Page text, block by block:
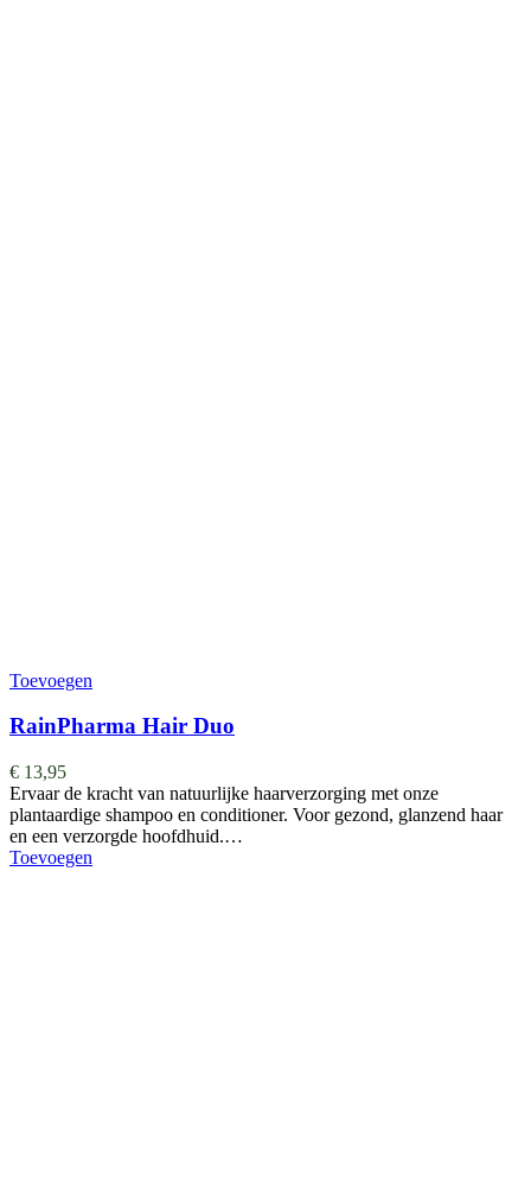
Toevoegen
RainPharma Hair Duo
€ 13,95
Ervaar de kracht van natuurlijke haarverzorging met onze
plantaardige shampoo en conditioner. Voor gezond, glanzend haar
en een verzorgde hoofdhuid.…
Toevoegen